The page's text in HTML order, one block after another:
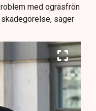
med ogräsfrön
säger